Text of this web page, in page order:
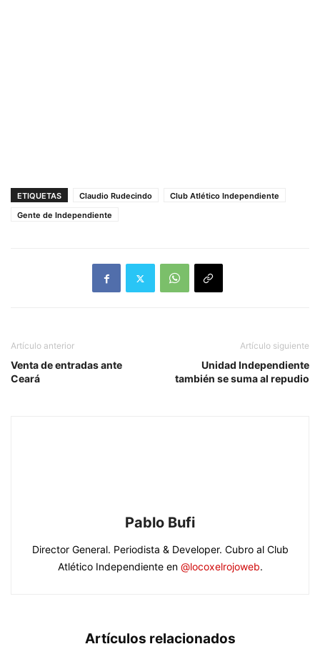
ETIQUETAS Claudio Rudecindo
Club Atlético Independiente
Gente de Independiente
Artículo anterior
Venta de entradas ante
Ceará
Artículo siguiente
Unidad Independiente
también se suma al repudio
Pablo Bufi
Director General. Periodista & Developer. Cubro al Club
Atlético Independiente en @locoxelrojoweb.
Artículos relacionados